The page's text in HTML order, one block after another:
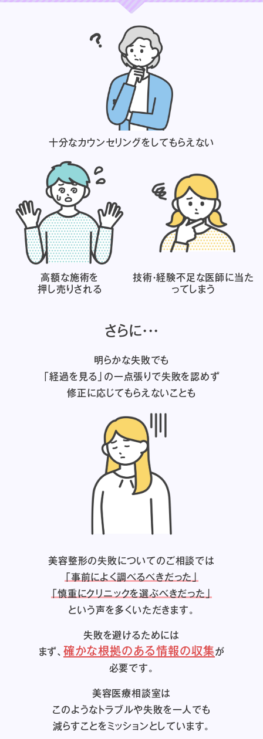
十分なカウンセリングをしてもらえない
高額な施術を
押し売りされる
技術・経験不足な医師に当た
ってしまう
さらに・・・
明らかな失敗でも
「経過を見る」の一点張りで失敗を認めず
修正に応じてもらえないことも
美容整形の失敗についてのご相談では
「事前によく調べるべきだった」
「慎重にクリニックを選ぶべきだった」
という声を多くいただきます。
失敗を避けるためには
まず、確かな根拠のある情報の収集が
必要です。
美容医療相談室は
このようなトラブルや失敗を一人でも
減らすことをミッションとしています。